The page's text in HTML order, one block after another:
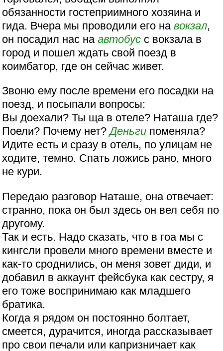
обязанности гостеприимного хозяина и
гида. Вчера мы проводили его навокзал,
он посадил нас наавтобус с вокзала в
город и пошел ждать свой поезд в
коимбатор, где он сейчас живет.
Звоню ему после времени его посадки на
поезд, и посыпали вопросы:
Вы доехали? Ты ща в отеле? Наташа где?
Поели? Почему нет?Деньги поменяла?
Идите есть и сразу в отель, по улицам не
ходите, темно. Спать ложись рано, много
не кури.
Передаю разговор Наташе, она отвечает:
странно, пока он был здесь он вел себя по
другому.
Так и есть. Надо сказать, что в гоа мы с
кингсли провели много времени вместе и
как-то сроднились, он меня зовет диди, и
добавил в аккаунт фейсбука как сестру, я
его тоже воспринимаю как младшего
братика.
Когда я рядом он постоянно болтает,
смеется, дурачится, иногда рассказывает
про свои печали или капризничает как